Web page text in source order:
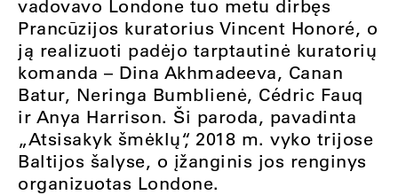
vadovavo Londone tuo metu dirbęs
Prancūzijos kuratorius Vincent Honoré, o
ją realizuoti padėjo tarptautinė kuratorių
komanda – Dina Akhmadeeva, Canan
Batur, Neringa Bumblienė, Cédric Fauq
ir Anya Harrison. Ši paroda, pavadinta
„Atsisakyk šmėklų“, 2018 m. vyko trijose
Baltijos šalyse, o įžanginis jos renginys
organizuotas Londone.